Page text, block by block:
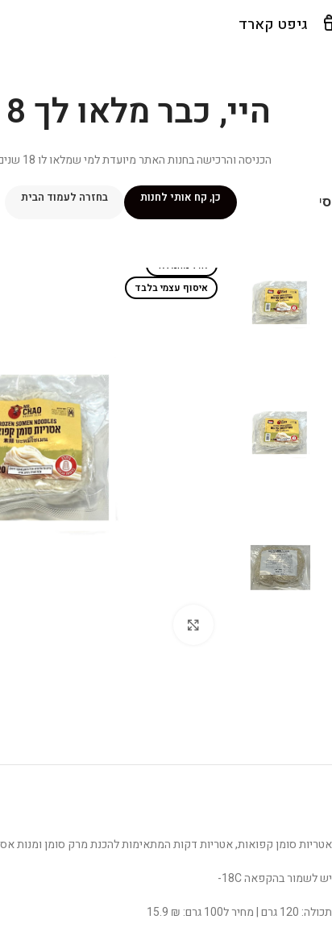
היי, כבר מלאו לך 18?
הכניסה והרכישה בחנות האתר מיועדת למי שמלאו לו 18 שנים בלבד.
כן, קח אותי לחנות בחזרה לעמוד הבית
גיפט קארד
שלי מתכוניםמנוי ״אליטה פלוס״חנותפרסומים
אזל מהמלאי
איסוף עצמי בלבד
אטריות סומן קפואות, אטריות דקות המתאימות להכנת מרק סומן ומנות
יש לשמור בהקפאה 18C-
תכולה: 120 גרם | מחיר ל100 גרם: ₪ 15.9